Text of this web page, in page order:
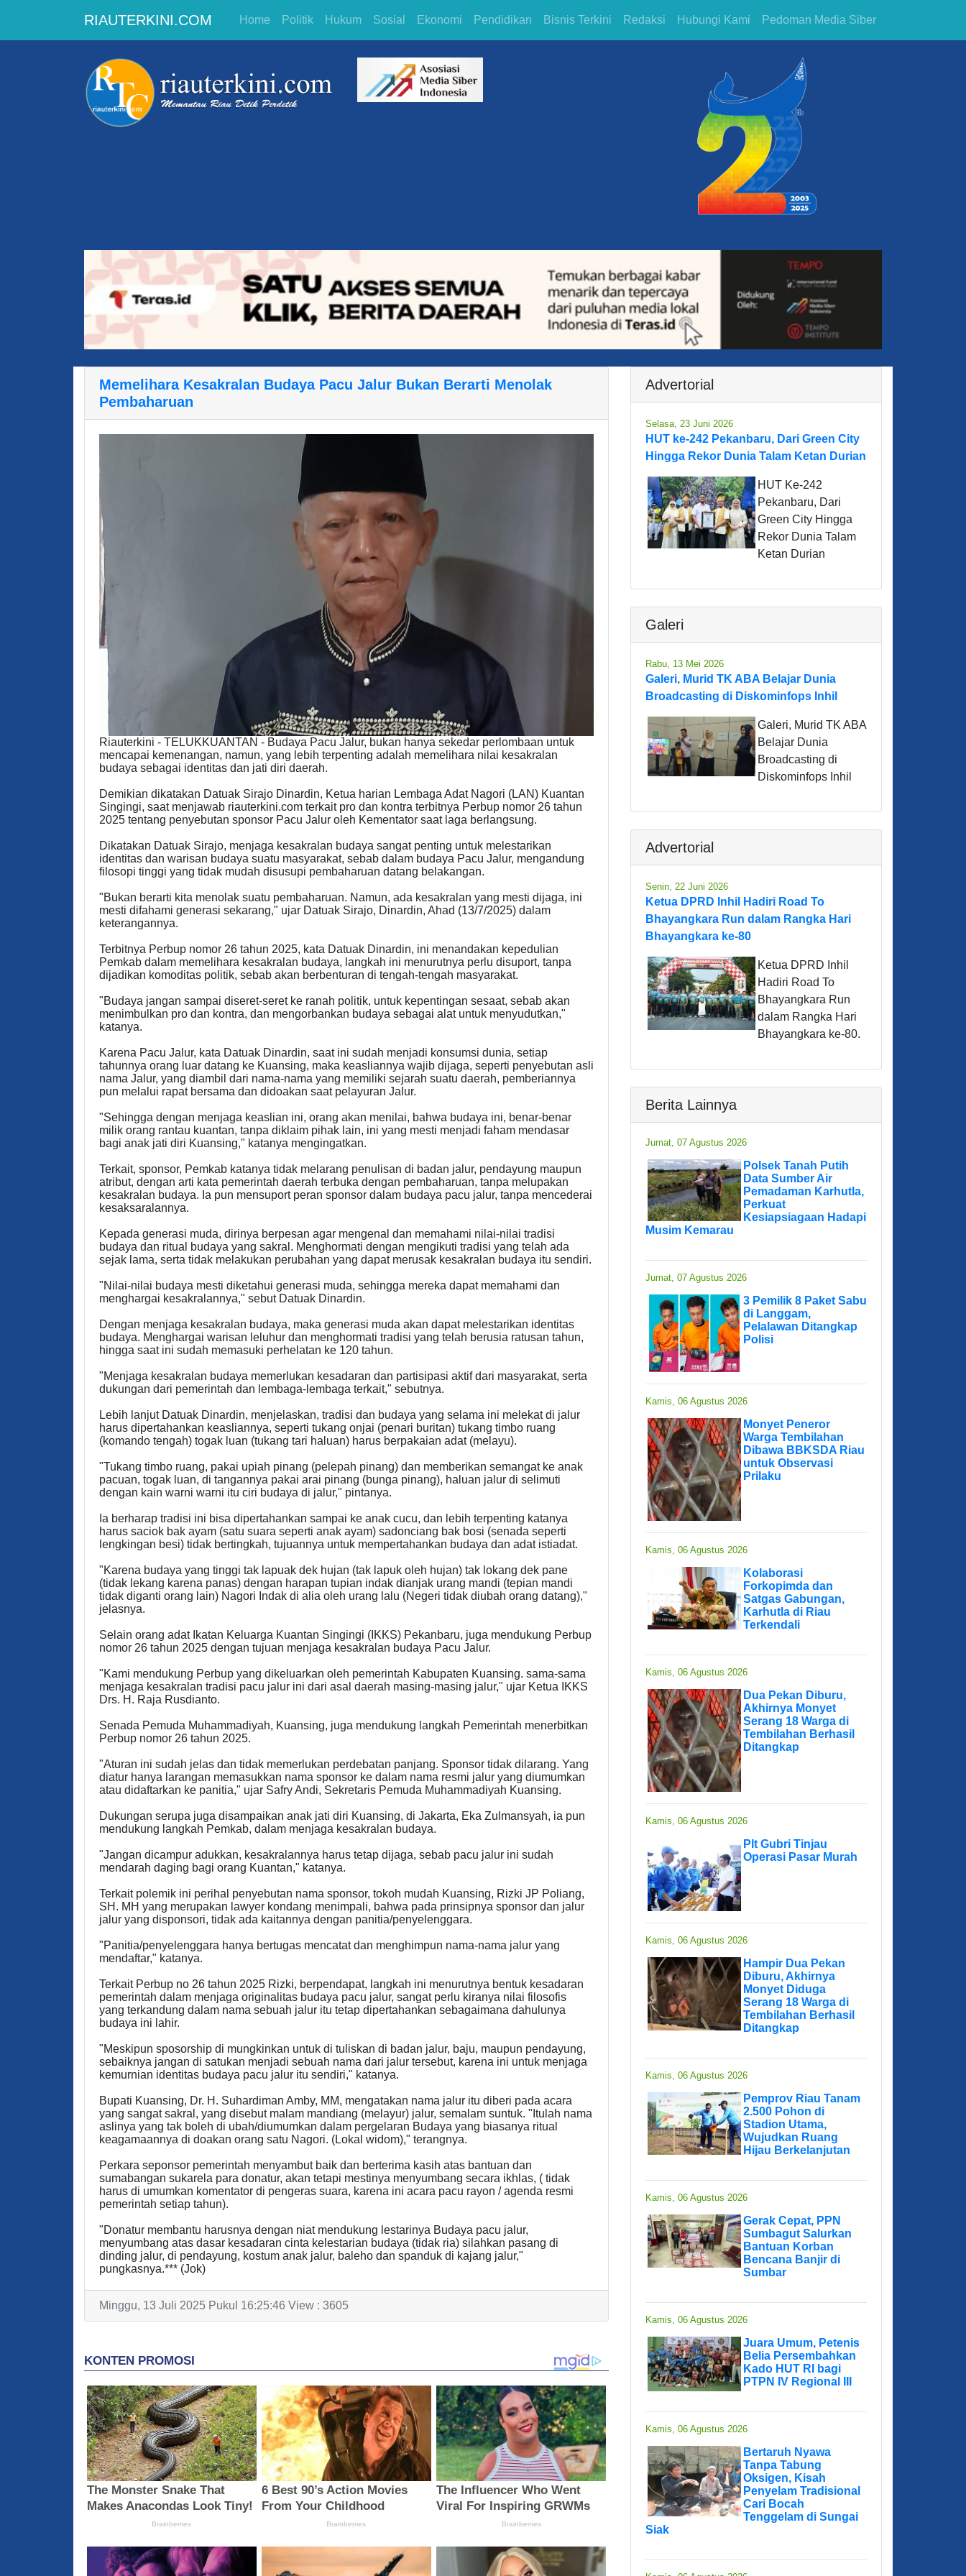
RIAUTERKINI.COM Home Politik Hukum Sosial Ekonomi Pendidikan Bisnis Terkini Redaksi Hubungi Kami Pedoman Media Siber
Memelihara Kesakralan Budaya Pacu Jalur Bukan Berarti Menolak
Pembaharuan
Riauterkini - TELUKKUANTAN - Budaya Pacu Jalur, bukan hanya sekedar perlombaan untuk
mencapai kemenangan, namun, yang lebih terpenting adalah memelihara nilai kesakralan
budaya sebagai identitas dan jati diri daerah.
Demikian dikatakan Datuak Sirajo Dinardin, Ketua harian Lembaga Adat Nagori (LAN) Kuantan
Singingi, saat menjawab riauterkini.com terkait pro dan kontra terbitnya Perbup nomor 26 tahun
2025 tentang penyebutan sponsor Pacu Jalur oleh Kementator saat laga berlangsung.
Dikatakan Datuak Sirajo, menjaga kesakralan budaya sangat penting untuk melestarikan
identitas dan warisan budaya suatu masyarakat, sebab dalam budaya Pacu Jalur, mengandung
filosopi tinggi yang tidak mudah disusupi pembaharuan datang belakangan.
"Bukan berarti kita menolak suatu pembaharuan. Namun, ada kesakralan yang mesti dijaga, ini
mesti difahami generasi sekarang," ujar Datuak Sirajo, Dinardin, Ahad (13/7/2025) dalam
keterangannya.
Terbitnya Perbup nomor 26 tahun 2025, kata Datuak Dinardin, ini menandakan kepedulian
Pemkab dalam memelihara kesakralan budaya, langkah ini menurutnya perlu disuport, tanpa
dijadikan komoditas politik, sebab akan berbenturan di tengah-tengah masyarakat.
"Budaya jangan sampai diseret-seret ke ranah politik, untuk kepentingan sesaat, sebab akan
menimbulkan pro dan kontra, dan mengorbankan budaya sebagai alat untuk menyudutkan,"
katanya.
Karena Pacu Jalur, kata Datuak Dinardin, saat ini sudah menjadi konsumsi dunia, setiap
tahunnya orang luar datang ke Kuansing, maka keasliannya wajib dijaga, seperti penyebutan asli
nama Jalur, yang diambil dari nama-nama yang memiliki sejarah suatu daerah, pemberiannya
pun melalui rapat bersama dan didoakan saat pelayuran Jalur.
"Sehingga dengan menjaga keaslian ini, orang akan menilai, bahwa budaya ini, benar-benar
milik orang rantau kuantan, tanpa diklaim pihak lain, ini yang mesti menjadi faham mendasar
bagi anak jati diri Kuansing," katanya mengingatkan.
Terkait, sponsor, Pemkab katanya tidak melarang penulisan di badan jalur, pendayung maupun
atribut, dengan arti kata pemerintah daerah terbuka dengan pembaharuan, tanpa melupakan
kesakralan budaya. Ia pun mensuport peran sponsor dalam budaya pacu jalur, tanpa mencederai
kesaksaralannya.
Kepada generasi muda, dirinya berpesan agar mengenal dan memahami nilai-nilai tradisi
budaya dan ritual budaya yang sakral. Menghormati dengan mengikuti tradisi yang telah ada
sejak lama, serta tidak melakukan perubahan yang dapat merusak kesakralan budaya itu sendiri.
"Nilai-nilai budaya mesti diketahui generasi muda, sehingga mereka dapat memahami dan
menghargai kesakralannya," sebut Datuak Dinardin.
Dengan menjaga kesakralan budaya, maka generasi muda akan dapat melestarikan identitas
budaya. Menghargai warisan leluhur dan menghormati tradisi yang telah berusia ratusan tahun,
hingga saat ini sudah memasuki perhelatan ke 120 tahun.
"Menjaga kesakralan budaya memerlukan kesadaran dan partisipasi aktif dari masyarakat, serta
dukungan dari pemerintah dan lembaga-lembaga terkait," sebutnya.
Lebih lanjut Datuak Dinardin, menjelaskan, tradisi dan budaya yang selama ini melekat di jalur
harus dipertahankan keasliannya, seperti tukang onjai (penari buritan) tukang timbo ruang
(komando tengah) togak luan (tukang tari haluan) harus berpakaian adat (melayu).
"Tukang timbo ruang, pakai upiah pinang (pelepah pinang) dan memberikan semangat ke anak
pacuan, togak luan, di tangannya pakai arai pinang (bunga pinang), haluan jalur di selimuti
dengan kain warni warni itu ciri budaya di jalur," pintanya.
Ia berharap tradisi ini bisa dipertahankan sampai ke anak cucu, dan lebih terpenting katanya
harus saciok bak ayam (satu suara seperti anak ayam) sadonciang bak bosi (senada seperti
lengkingan besi) tidak bertingkah, tujuannya untuk mempertahankan budaya dan adat istiadat.
"Karena budaya yang tinggi tak lapuak dek hujan (tak lapuk oleh hujan) tak lokang dek pane
(tidak lekang karena panas) dengan harapan tupian indak dianjak urang mandi (tepian mandi
tidak diganti orang lain) Nagori Indak di alia oleh urang lalu (Negeri tidak diubah orang datang),"
jelasnya.
Selain orang adat Ikatan Keluarga Kuantan Singingi (IKKS) Pekanbaru, juga mendukung Perbup
nomor 26 tahun 2025 dengan tujuan menjaga kesakralan budaya Pacu Jalur.
"Kami mendukung Perbup yang dikeluarkan oleh pemerintah Kabupaten Kuansing. sama-sama
menjaga kesakralan tradisi pacu jalur ini dari asal daerah masing-masing jalur," ujar Ketua IKKS
Drs. H. Raja Rusdianto.
Senada Pemuda Muhammadiyah, Kuansing, juga mendukung langkah Pemerintah menerbitkan
Perbup nomor 26 tahun 2025.
"Aturan ini sudah jelas dan tidak memerlukan perdebatan panjang. Sponsor tidak dilarang. Yang
diatur hanya larangan memasukkan nama sponsor ke dalam nama resmi jalur yang diumumkan
atau didaftarkan ke panitia," ujar Safry Andi, Sekretaris Pemuda Muhammadiyah Kuansing.
Dukungan serupa juga disampaikan anak jati diri Kuansing, di Jakarta, Eka Zulmansyah, ia pun
mendukung langkah Pemkab, dalam menjaga kesakralan budaya.
"Jangan dicampur adukkan, kesakralannya harus tetap dijaga, sebab pacu jalur ini sudah
mendarah daging bagi orang Kuantan," katanya.
Terkait polemik ini perihal penyebutan nama sponsor, tokoh mudah Kuansing, Rizki JP Poliang,
SH. MH yang merupakan lawyer kondang menimpali, bahwa pada prinsipnya sponsor dan jalur
jalur yang disponsori, tidak ada kaitannya dengan panitia/penyelenggara.
"Panitia/penyelenggara hanya bertugas mencatat dan menghimpun nama-nama jalur yang
mendaftar," katanya.
Terkait Perbup no 26 tahun 2025 Rizki, berpendapat, langkah ini menurutnya bentuk kesadaran
pemerintah dalam menjaga originalitas budaya pacu jalur, sangat perlu kiranya nilai filosofis
yang terkandung dalam nama sebuah jalur itu tetap dipertahankan sebagaimana dahulunya
budaya ini lahir.
"Meskipun sposorship di mungkinkan untuk di tuliskan di badan jalur, baju, maupun pendayung,
sebaiknya jangan di satukan menjadi sebuah nama dari jalur tersebut, karena ini untuk menjaga
kemurnian identitas budaya pacu jalur itu sendiri," katanya.
Bupati Kuansing, Dr. H. Suhardiman Amby, MM, mengatakan nama jalur itu diberi pada acara
yang sangat sakral, yang disebut malam mandiang (melayur) jalur, semalam suntuk. "Itulah nama
aslinya yang tak boleh di ubah/diumumkan dalam pergelaran Budaya yang biasanya ritual
keagamaannya di doakan orang satu Nagori. (Lokal widom)," terangnya.
Perkara seponsor pemerintah menyambut baik dan berterima kasih atas bantuan dan
sumabangan sukarela para donatur, akan tetapi mestinya menyumbang secara ikhlas, ( tidak
harus di umumkan komentator di pengeras suara, karena ini acara pacu rayon / agenda resmi
pemerintah setiap tahun).
"Donatur membantu harusnya dengan niat mendukung lestarinya Budaya pacu jalur,
menyumbang atas dasar kesadaran cinta kelestarian budaya (tidak ria) silahkan pasang di
dinding jalur, di pendayung, kostum anak jalur, baleho dan spanduk di kajang jalur,"
pungkasnya.*** (Jok)
Minggu, 13 Juli 2025 Pukul 16:25:46 View : 3605
Advertorial
Selasa, 23 Juni 2026
HUT ke-242 Pekanbaru, Dari Green City
Hingga Rekor Dunia Talam Ketan Durian
HUT Ke-242
Pekanbaru, Dari
Green City Hingga
Rekor Dunia Talam
Ketan Durian
Galeri
Rabu, 13 Mei 2026
Galeri, Murid TK ABA Belajar Dunia
Broadcasting di Diskominfops Inhil
Galeri, Murid TK ABA
Belajar Dunia
Broadcasting di
Diskominfops Inhil
Advertorial
Senin, 22 Juni 2026
Ketua DPRD Inhil Hadiri Road To
Bhayangkara Run dalam Rangka Hari
Bhayangkara ke-80
Ketua DPRD Inhil
Hadiri Road To
Bhayangkara Run
dalam Rangka Hari
Bhayangkara ke-80.
Berita Lainnya
Jumat, 07 Agustus 2026
Polsek Tanah Putih
Data Sumber Air
Pemadaman Karhutla,
Perkuat
Kesiapsiagaan Hadapi
Musim Kemarau
Jumat, 07 Agustus 2026
3 Pemilik 8 Paket Sabu
di Langgam,
Pelalawan Ditangkap
Polisi
Kamis, 06 Agustus 2026
Monyet Peneror
Warga Tembilahan
Dibawa BBKSDA Riau
untuk Observasi
Prilaku
Kamis, 06 Agustus 2026
Kolaborasi
Forkopimda dan
Satgas Gabungan,
Karhutla di Riau
Terkendali
Kamis, 06 Agustus 2026
Dua Pekan Diburu,
Akhirnya Monyet
Serang 18 Warga di
Tembilahan Berhasil
Ditangkap
Kamis, 06 Agustus 2026
Plt Gubri Tinjau
Operasi Pasar Murah
Kamis, 06 Agustus 2026
Hampir Dua Pekan
Diburu, Akhirnya
Monyet Diduga
Serang 18 Warga di
Tembilahan Berhasil
Ditangkap
Kamis, 06 Agustus 2026
Pemprov Riau Tanam
2.500 Pohon di
Stadion Utama,
Wujudkan Ruang
Hijau Berkelanjutan
Kamis, 06 Agustus 2026
Gerak Cepat, PPN
Sumbagut Salurkan
Bantuan Korban
Bencana Banjir di
Sumbar
Kamis, 06 Agustus 2026
Juara Umum, Petenis
Belia Persembahkan
Kado HUT RI bagi
PTPN IV Regional III
Kamis, 06 Agustus 2026
Bertaruh Nyawa
Tanpa Tabung
Oksigen, Kisah
Penyelam Tradisional
Cari Bocah
Tenggelam di Sungai
Siak